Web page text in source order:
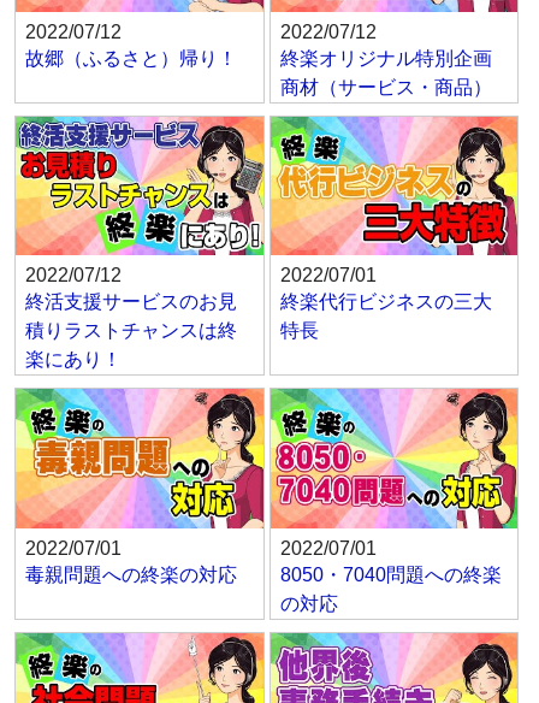
2022/07/12
故郷（ふるさと）帰り！
2022/07/12
終楽オリジナル特別企画
商材（サービス・商品）
2022/07/12
終活支援サービスのお見
積りラストチャンスは終
楽にあり！
2022/07/01
終楽代行ビジネスの三大
特長
2022/07/01
毒親問題への終楽の対応
2022/07/01
8050・7040問題への終楽
の対応